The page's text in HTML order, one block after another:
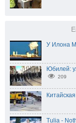
У Илона
Юбилей:
209
Tulia -